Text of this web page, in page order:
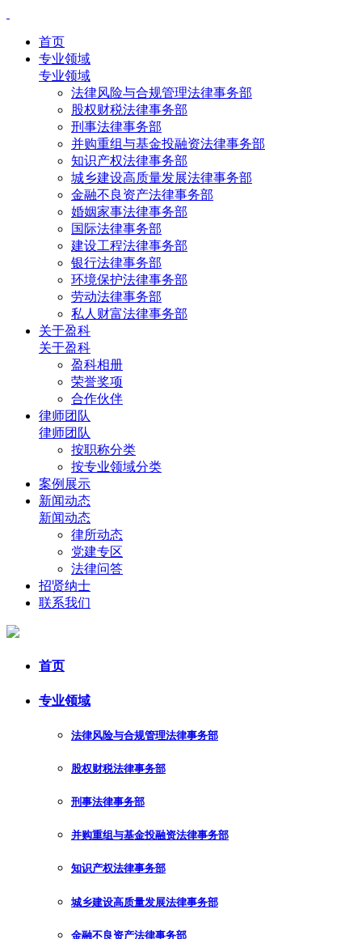
首页
专业领域
专业领域
法律风险与合规管理法律事务部
股权财税法律事务部
刑事法律事务部
并购重组与基金投融资法律事务部
知识产权法律事务部
城乡建设高质量发展法律事务部
金融不良资产法律事务部
婚姻家事法律事务部
国际法律事务部
建设工程法律事务部
银行法律事务部
环境保护法律事务部
劳动法律事务部
私人财富法律事务部
关于盈科
关于盈科
盈科相册
荣誉奖项
合作伙伴
律师团队
律师团队
按职称分类
按专业领域分类
案例展示
新闻动态
新闻动态
律所动态
党建专区
法律问答
招贤纳士
联系我们
首页
专业领域
法律风险与合规管理法律事务部
股权财税法律事务部
刑事法律事务部
并购重组与基金投融资法律事务部
知识产权法律事务部
城乡建设高质量发展法律事务部
金融不良资产法律事务部